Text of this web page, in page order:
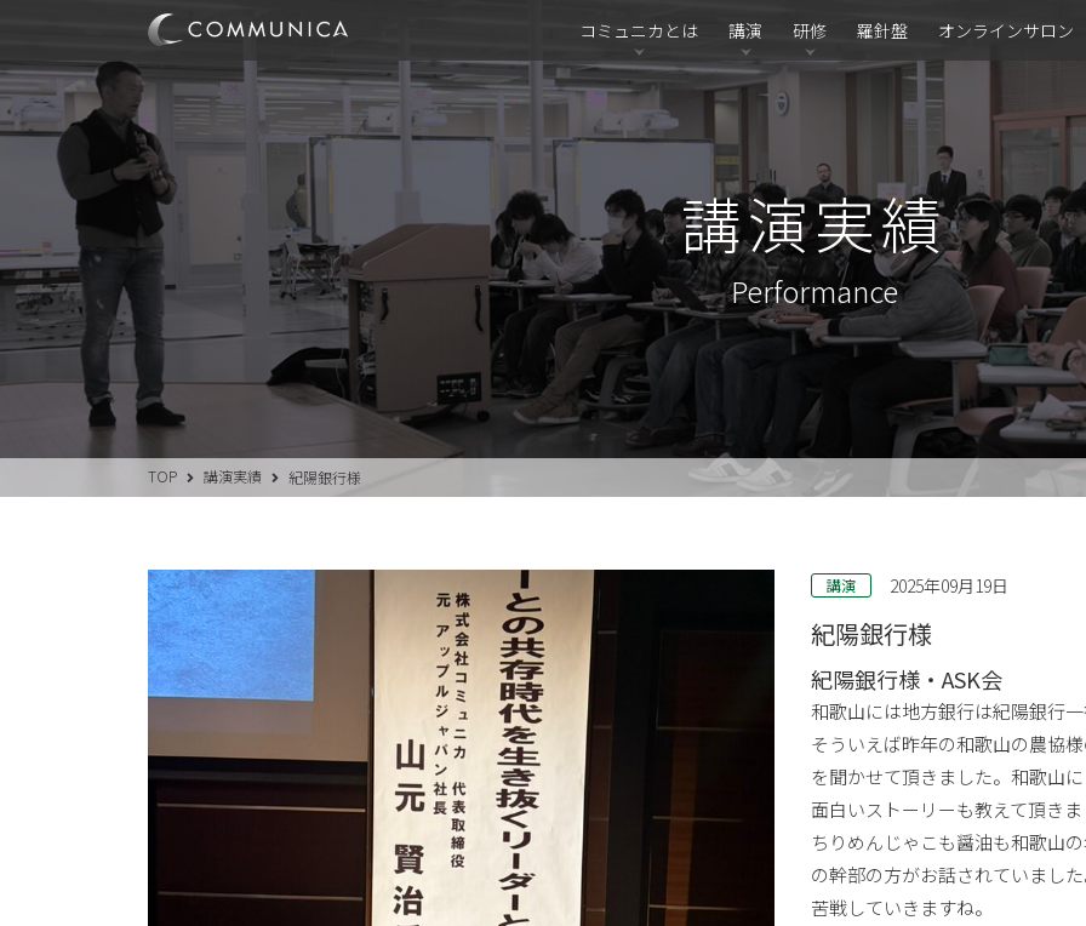
コミュニカとは 講演 研修 羅針盤 オンラインサロン
講演実績
Performance
TOP 講演実績 紀陽銀行様
講演 2025年09月19日
紀陽銀行様
紀陽銀行様・ASK会
和歌山には地方銀行は紀陽銀行
そういえば昨年の和歌山の農協
を聞かせて頂きました。和歌山
面白いストーリーも教えて頂き
ちりめんじゃこも醤油も和歌山
の幹部の方がお話されていまし
苦戦していきますね。